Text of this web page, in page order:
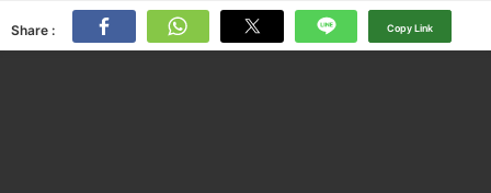
Share : Copy Link